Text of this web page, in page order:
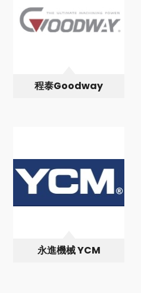
程泰Goodway
永進機械 YCM